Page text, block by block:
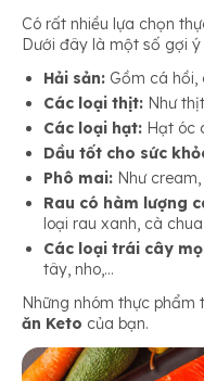
Có rất nhiều lựa chọn
Dưới đây là một số gợi
Hải sản: Gồm cá hồi,
Các loại thịt: Như
Các loại hạt: Hạt óc
Dầu tốt cho sức
Phô mai: Như
Rau có hàm lượng
loại rau xanh, cà
Các loại trái cây
tây, nho,…
Những nhóm thực
ăn Keto của bạn.